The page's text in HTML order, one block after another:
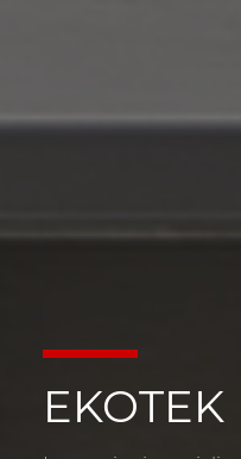
INOX
Realizzate dal